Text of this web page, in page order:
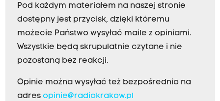
Pod każdym materiałem na naszej stronie
dostępny jest przycisk, dzięki któremu
możecie Państwo wysyłać maile z opiniami.
Wszystkie będą skrupulatnie czytane i nie
pozostaną bez reakcji.
Opinie można wysyłać też bezpośrednio na
adres opinie@radiokrakow.pl